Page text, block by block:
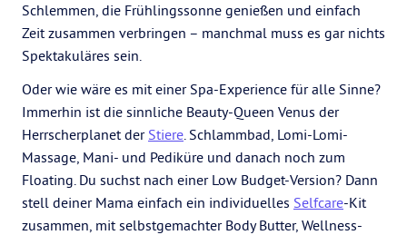
Schlemmen, die Frühlingssonne genießen und einfach
Zeit zusammen verbringen – manchmal muss es gar nichts
Spektakuläres sein.
Oder wie wäre es mit einer Spa-Experience für alle Sinne?
Immerhin ist die sinnliche Beauty-Queen Venus der
Herrscherplanet der Stiere. Schlammbad, Lomi-Lomi-
Massage, Mani- und Pediküre und danach noch zum
Floating. Du suchst nach einer Low Budget-Version? Dann
stell deiner Mama einfach ein individuelles Selfcare-Kit
zusammen, mit selbstgemachter Body Butter, Wellness-